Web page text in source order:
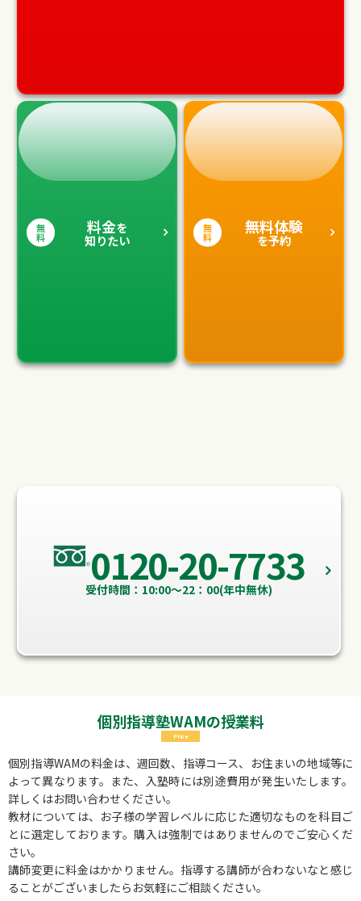
無
料
料金を
知りたい
無
料
無料体験
を予約
0120-20-7733
受付時間：10:00～22：00(年中無休)
個別指導塾WAMの授業料
Price
個別指導WAMの料金は、週回数、指導コース、お住まいの地域等に
よって異なります。また、入塾時には別途費用が発生いたします。
詳しくはお問い合わせください。
教材については、お子様の学習レベルに応じた適切なものを科目ご
とに選定しております。購入は強制ではありませんのでご安心くだ
さい。
講師変更に料金はかかりません。指導する講師が合わないなと感じ
ることがございましたらお気軽にご相談ください。